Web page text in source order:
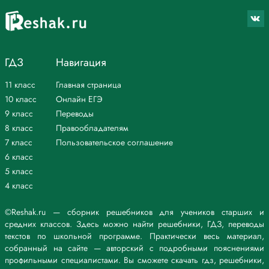
детьми, внуками, правнуками.
*Текст задания приводится исключительно в образовательных целях
©Reshak.ru — сборник решебников для учеников старших и
средних классов. Здесь можно найти решебники, ГДЗ, переводы
текстов по школьной программе. Практически весь материал,
собранный на сайте — авторский с подробными пояснениями
профильными специалистами. Вы сможете скачать гдз, решебники,
ГДЗ
11 класс
10 класс
9 класс
8 класс
7 класс
6 класс
5 класс
4 класс
Навигация
Главная страница
Онлайн ЕГЭ
Переводы
Правообладателям
Пользовательское соглашение